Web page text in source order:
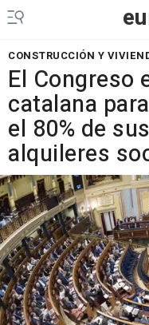
CONSTRUCCIÓN Y
El Congreso
catalana
el 80% de
alquileres